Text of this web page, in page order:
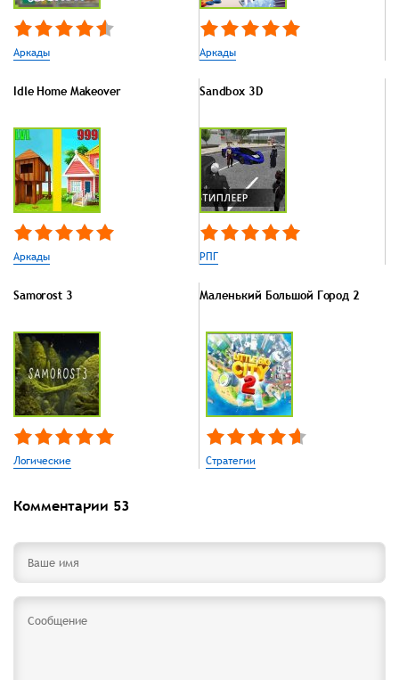
Аркады Аркады
Idle Home Makeover
Аркады
Sandbox 3D
РПГ
Samorost 3
Логические
Маленький Большой Город 2
Стратегии
Комментарии 53